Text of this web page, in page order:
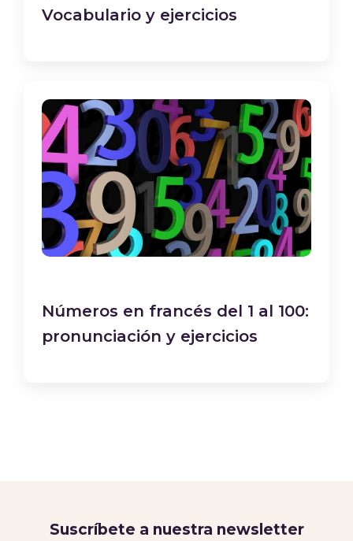
Vocabulario y ejercicios
Números en francés del 1 al 100:
pronunciación y ejercicios
Suscríbete a nuestra newsletter